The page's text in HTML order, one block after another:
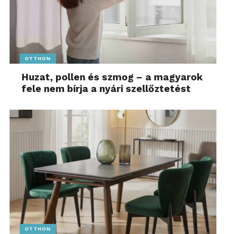
OTTHON
Huzat, pollen és szmog – a magyarok
fele nem bírja a nyári szellőztetést
OTTHON